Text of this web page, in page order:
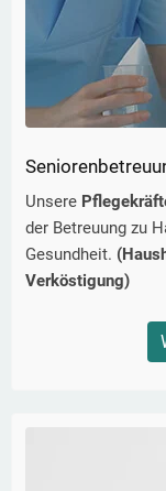
Unsere
der Betreuung zu
Gesundheit.
Verköstigung)